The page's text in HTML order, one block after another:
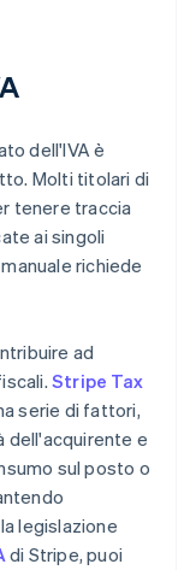
dell'IVA è
Molti titolari di
tenere traccia
ai singoli
richiede
ad
Stripe Tax
serie di fattori,
dell'acquirente e
sul posto o
legislazione
di Stripe, puoi